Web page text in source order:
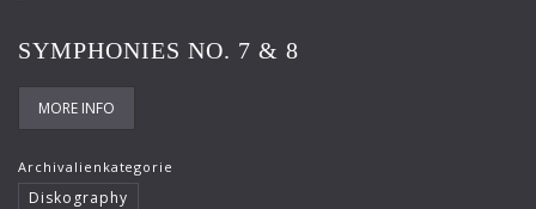
SYMPHONIES NO. 7 & 8
MORE INFO
Archivalienkategorie
Diskography